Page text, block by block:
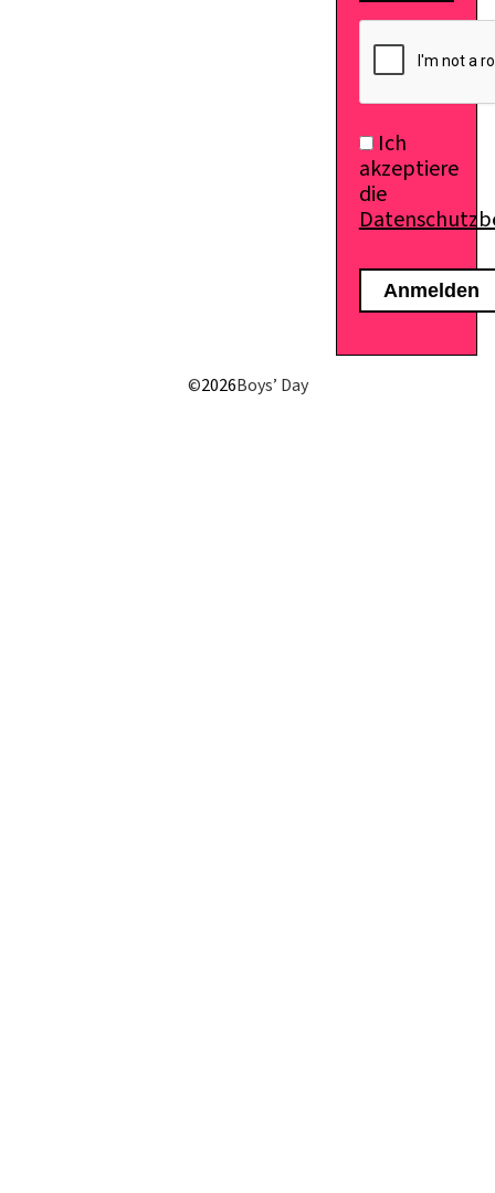
Ich
akzeptiere
die
©2026Boys’ Day